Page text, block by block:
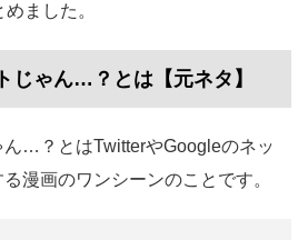
ました。
じゃん…？とは【元ネタ】
…？とはTwitterやGoogleのネッ
漫画のワンシーンのことです。